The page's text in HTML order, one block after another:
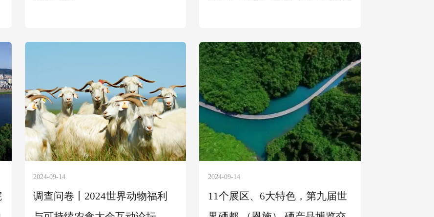
2024-09-14
调查问卷丨2024世界动物福利
2024-09-14
11个展区、6大特色，第九届世